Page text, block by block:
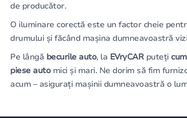
de producător.
O iluminare corectă este un factor cheie
drumului și făcând mașina dumneavoastră
Pe lângă becurile auto, la EVryCARputeți
piese automici și mari. Ne dorim să fim
acum – asigurați mașinii dumneavoastră o